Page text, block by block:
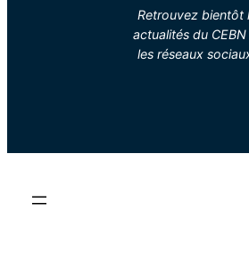
Retrouvez bientôt
actualités du CEBN
les réseaux